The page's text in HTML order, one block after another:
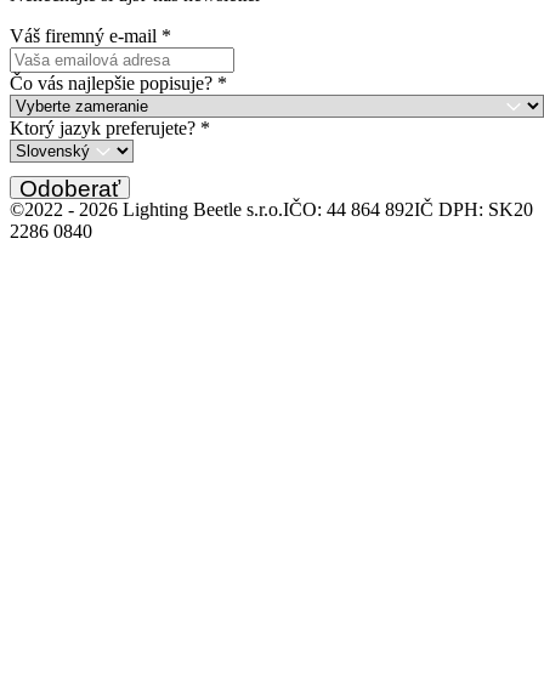
Váš firemný e-mail *
Čo vás najlepšie popisuje? *
Ktorý jazyk preferujete? *
Odoberať
©2022 - 2026 Lighting Beetle s.r.o.IČO: 44 864 892IČ DPH: SK20
2286 0840